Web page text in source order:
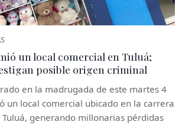
un local comercial en Tuluá;
posible origen criminal
en la madrugada de este martes 4
un local comercial ubicado en la carrera
Tuluá, generando millonarias pérdidas